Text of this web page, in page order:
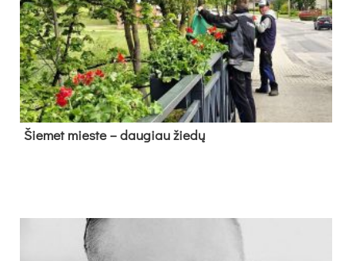
Šie­met mies­te – dau­giau žie­dų